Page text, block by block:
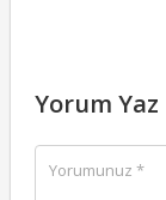
Yorum Yaz